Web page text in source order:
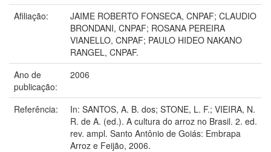
Afiliação:
JAIME ROBERTO FONSECA, CNPAF; CLAUDIO
BRONDANI, CNPAF; ROSANA PEREIRA
VIANELLO, CNPAF; PAULO HIDEO NAKANO
RANGEL, CNPAF.
Ano de
publicação:
2006
Referência:
In: SANTOS, A. B. dos; STONE, L. F.; VIEIRA, N.
R. de A. (ed.). A cultura do arroz no Brasil. 2. ed.
rev. ampl. Santo Antônio de Goiás: Embrapa
Arroz e Feijão, 2006.